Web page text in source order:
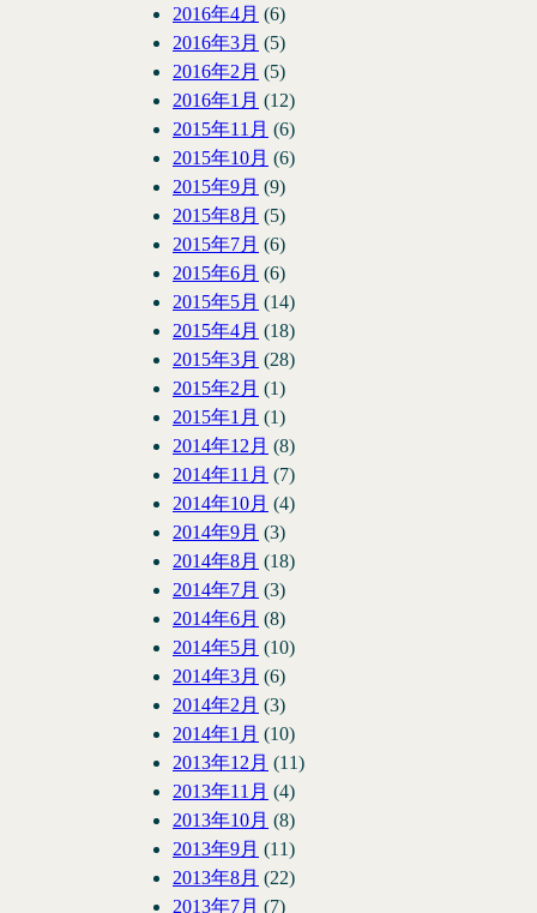
2016年4月 (6)
2016年3月 (5)
2016年2月 (5)
2016年1月 (12)
2015年11月 (6)
2015年10月 (6)
2015年9月 (9)
2015年8月 (5)
2015年7月 (6)
2015年6月 (6)
2015年5月 (14)
2015年4月 (18)
2015年3月 (28)
2015年2月 (1)
2015年1月 (1)
2014年12月 (8)
2014年11月 (7)
2014年10月 (4)
2014年9月 (3)
2014年8月 (18)
2014年7月 (3)
2014年6月 (8)
2014年5月 (10)
2014年3月 (6)
2014年2月 (3)
2014年1月 (10)
2013年12月 (11)
2013年11月 (4)
2013年10月 (8)
2013年9月 (11)
2013年8月 (22)
2013年7月 (7)